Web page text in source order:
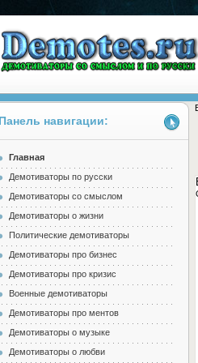
Demotes.ru
Панель навигации:
Главная
Демотиваторы по русски
Демотиваторы со смыслом
Демотиваторы о жизни
Политические демотиваторы
Демотиваторы про бизнес
Демотиваторы про кризис
Военные демотиваторы
Демотиваторы про ментов
Демотиваторы о музыке
Демотиваторы о любви